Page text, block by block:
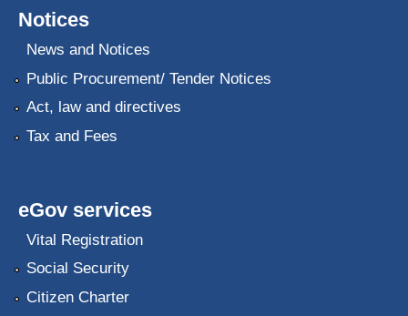
Notices
News and Notices
Public Procurement/ Tender Notices
Act, law and directives
Tax and Fees
eGov services
Vital Registration
Social Security
Citizen Charter